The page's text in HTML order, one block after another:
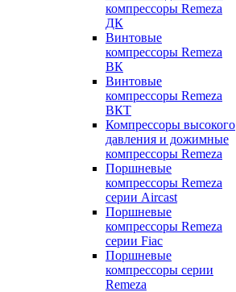
компрессоры Remeza
ДК
Винтовые
компрессоры Remeza
ВК
Винтовые
компрессоры Remeza
ВКТ
Компрессоры высокого
давления и дожимные
компрессоры Remeza
Поршневые
компрессоры Remeza
серии Aircast
Поршневые
компрессоры Remeza
серии Fiac
Поршневые
компрессоры серии
Remeza